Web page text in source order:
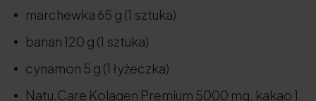
marchewka 65 g (1 sztuka)
banan 120 g (1 sztuka)
cynamon 5 g (1 łyżeczka)
Natu.Care Kolagen Premium 5000 mg, kakao 1